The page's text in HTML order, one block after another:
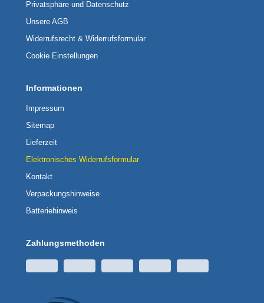
Privatsphäre und Datenschutz
Unsere AGB
Widerrufsrecht & Widerrufsformular
Cookie Einstellungen
Informationen
Impressum
Sitemap
Lieferzeit
Elektronisches Widerrufsformular
Kontakt
Verpackungshinweise
Batteriehinweis
Zahlungsmethoden